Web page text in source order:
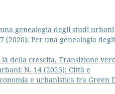
genealogia degli studi urbani
Per una genealogia degli
della crescita. Transizione
N. 14 (2023): Città e
e urbanistica tra Green